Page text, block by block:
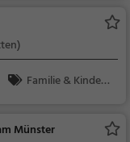
Familie & Kinder,
Münster